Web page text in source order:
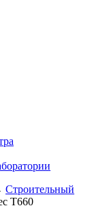
Строительный
T660